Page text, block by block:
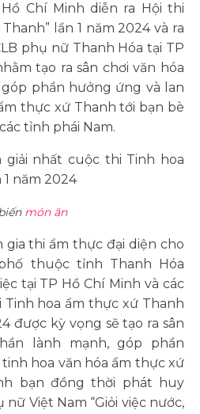
Chí Minh diễn ra Hội thi
lần 1 năm 2024 và ra
phụ nữ Thanh Hóa tại TP
tạo ra sân chơi văn hóa
phần hưởng ứng và lan
thực xứ Thanh tới bạn bè
tỉnh phái Nam.
món ăn
gia thi ẩm thực đại diện cho
thuộc tỉnh Thanh Hóa
tại TP Hồ Chí Minh và các
hoa ẩm thực xứ Thanh
được kỳ vọng sẽ tạo ra sân
lành mạnh, góp phần
hoa văn hóa ẩm thực xứ
bạn đồng thời phát huy
Việt Nam “Giỏi việc nước,